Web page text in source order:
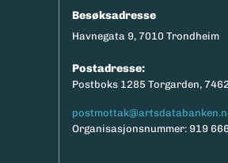
Besøksadresse
Havnegata 9, 7010 Trondheim
Postadresse:
Postboks 1285 Torgarden,
Organisasjonsnummer: 919